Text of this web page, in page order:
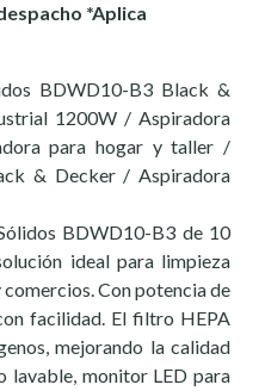
*Aplica
BDWD10-B3 Black &
1200W / Aspiradora
para hogar y taller /
& Decker / Aspiradora
BDWD10-B3 de 10
ideal para limpieza
Con potencia de
facilidad. El filtro HEPA
mejorando la calidad
lavable, monitor LED para